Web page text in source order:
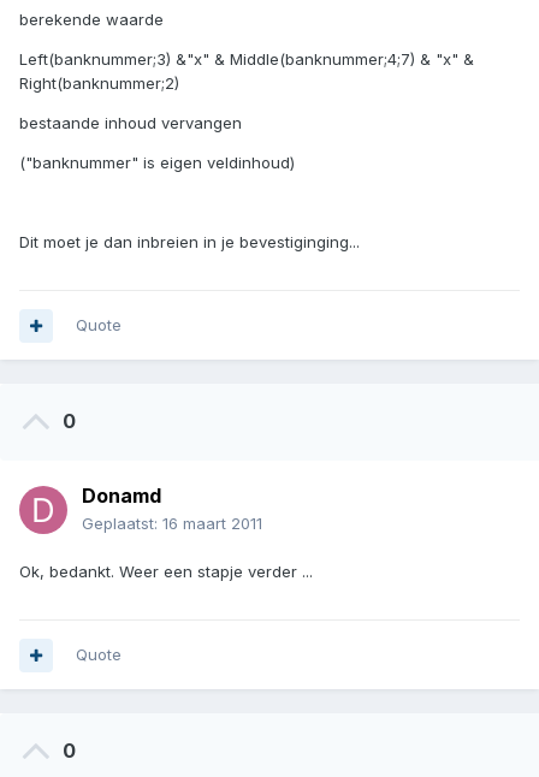
berekende waarde
Left(banknummer;3) &"x" & Middle(banknummer;4;7) & "x" &
Right(banknummer;2)
bestaande inhoud vervangen
("banknummer" is eigen veldinhoud)
Dit moet je dan inbreien in je bevestiginging...
Quote
0
Donamd
Geplaatst: 16 maart 2011
Ok, bedankt. Weer een stapje verder ...
Quote
0